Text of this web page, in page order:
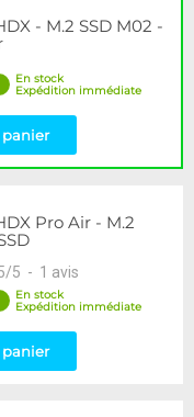
- M.2 SSD M02 -
En stock
Expédition immédiate
panier
Pro Air - M.2
/5 - 1 avis
En stock
Expédition immédiate
panier